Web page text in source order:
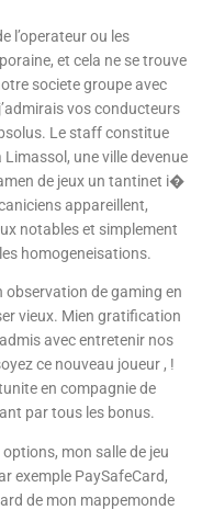
l’operateur ou les
et cela ne se trouve
societe groupe avec
vos conducteurs
Le staff constitue
une ville devenue
de jeux un tantinet i�
appareillent,
notables et simplement
homogeneisations.
de gaming en
vieux. Mien gratification
avec entretenir nos
ce nouveau joueur , !
en compagnie de
par tous les bonus.
mon salle de jeu
exemple PaySafeCard,
de mon mappemonde